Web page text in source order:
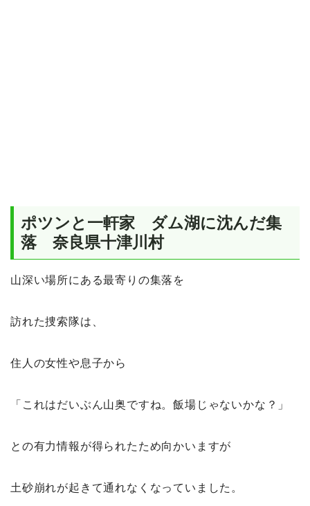
ポツンと一軒家 ダム湖に沈んだ集
落 奈良県十津川村
山深い場所にある最寄りの集落を
訪れた捜索隊は、
住人の女性や息子から
「これはだいぶん山奥ですね。飯場じゃないかな？」
との有力情報が得られたため向かいますが
土砂崩れが起きて通れなくなっていました。